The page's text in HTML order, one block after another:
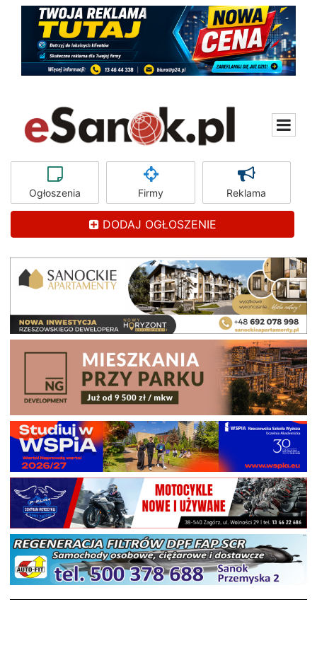
Ogłoszenia Firmy Reklama
DODAJ OGŁOSZENIE